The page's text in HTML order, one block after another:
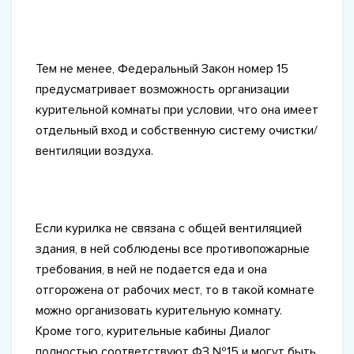
Тем не менее, Федеральный Закон номер 15
предусматривает возможность организации
курительной комнаты при условии, что она имеет
отдельный вход и собственную систему очистки/
вентиляции воздуха.
Если курилка не связана с общей вентиляцией
здания, в ней соблюдены все противопожарные
требования, в ней не подается еда и она
отгорожена от рабочих мест, то в такой комнате
можно организовать курительную комнату.
Кроме того, курительные кабины Диалог